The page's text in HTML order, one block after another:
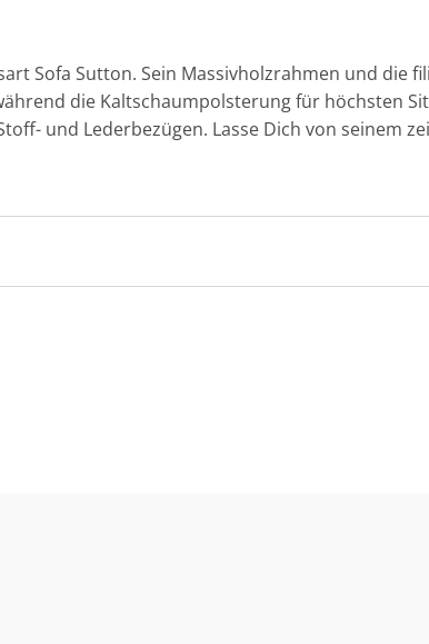
Sofa Sutton. Sein Massivholzrahmen und die
die Kaltschaumpolsterung für höchsten
und Lederbezügen. Lasse Dich von seinem